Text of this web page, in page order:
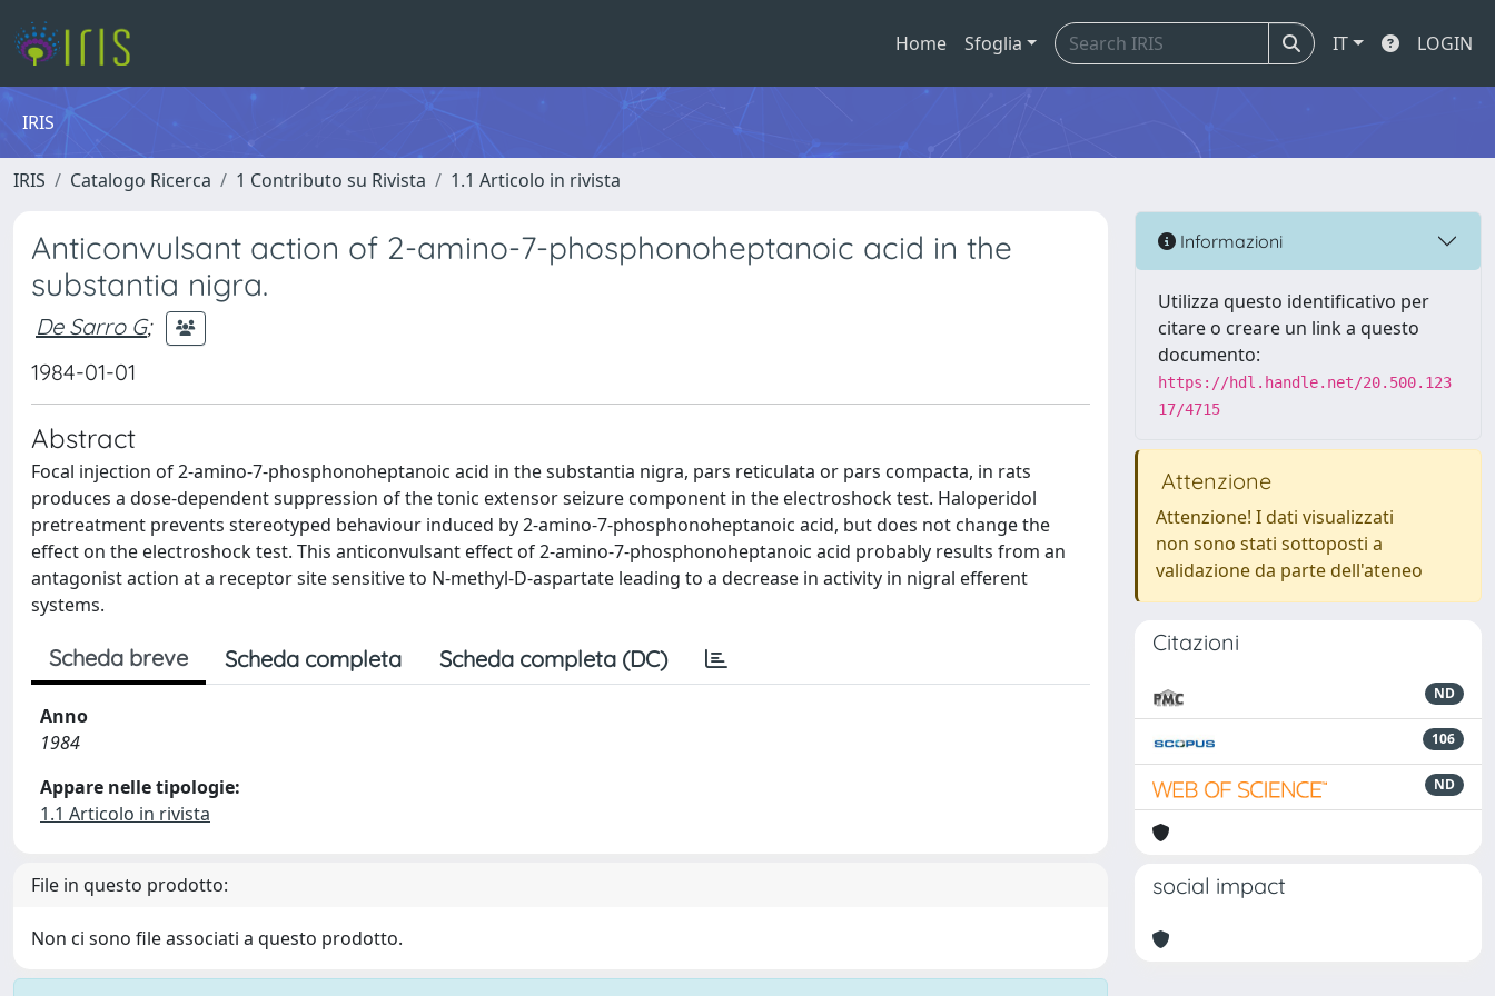
Home Sfoglia IT LOGIN
IRIS
IRIS Catalogo Ricerca 1 Contributo su Rivista 1.1 Articolo in rivista
Anticonvulsant action of 2-amino-7-phosphonoheptanoic acid in the
substantia nigra.
De Sarro G;
1984-01-01
Abstract
Focal injection of 2-amino-7-phosphonoheptanoic acid in the substantia nigra, pars reticulata or pars compacta, in rats
produces a dose-dependent suppression of the tonic extensor seizure component in the electroshock test. Haloperidol
pretreatment prevents stereotyped behaviour induced by 2-amino-7-phosphonoheptanoic acid, but does not change the
effect on the electroshock test. This anticonvulsant effect of 2-amino-7-phosphonoheptanoic acid probably results from an
antagonist action at a receptor site sensitive to N-methyl-D-aspartate leading to a decrease in activity in nigral efferent
systems.
Scheda breve Scheda completa Scheda completa (DC)
Anno
1984
Appare nelle tipologie:
1.1 Articolo in rivista
File in questo prodotto:
Non ci sono file associati a questo prodotto.
Informazioni
Utilizza questo identificativo per
citare o creare un link a questo
documento:
https://hdl.handle.net/20.500.123
17/4715
Attenzione
Attenzione! I dati visualizzati
non sono stati sottoposti a
validazione da parte dell'ateneo
Citazioni
ND
106
ND
social impact